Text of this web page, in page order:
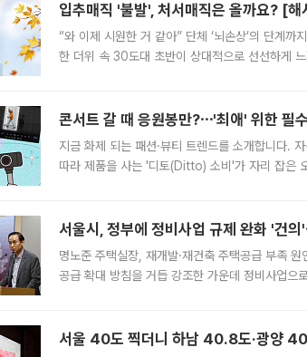
입추매직 '불발', 처서매직은 올까요? [해
“와 이제 시원한 거 같아” 단체 ‘뇌손상’의 단계
한 더위 속 30도대 초반이 상대적으로 선선하게
콘서트 갈 때 응원봉만?⋯'최애' 위한 필
지금 화제 되는 패션·뷰티 트렌드를 소개합니다.
따라 제품을 사는 '디토(Ditto) 소비'가 자리 잡은
서울시, 정부에 정비사업 규제 완화 '건
명노준 주택실장, 재개발·재건축 주택공급 부족
공급 확대 방침을 거듭 강조한 가운데 정비사업으
서울 40도 찍더니 하남 40.8도·광양